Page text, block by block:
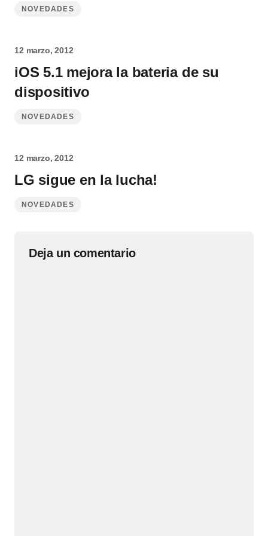
NOVEDADES
12 marzo, 2012
iOS 5.1 mejora la bateria de su
dispositivo
NOVEDADES
12 marzo, 2012
LG sigue en la lucha!
NOVEDADES
Deja un comentario